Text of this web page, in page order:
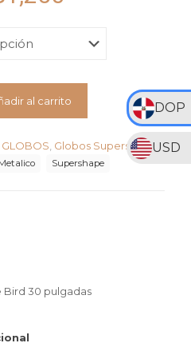
DOP
USD
precios:
RD$550
hasta
RD$1,250
al carrito
GLOBOS, Globos Supershape
Supershape
Bird 30 pulgadas